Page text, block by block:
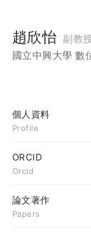
趙欣怡 副教
國立中興大學 數
個人資料
Profile
ORCID
Orcid
論文著作
Papers